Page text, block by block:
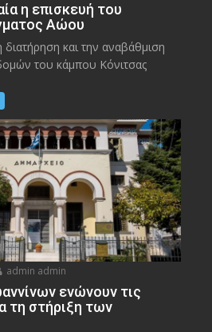
η επισκευή του
Αώου
διατήρηση και την αναβάθμιση
του κάμπου Κόνιτσας
admin admin
ενώνουν τις
τη στήριξη των